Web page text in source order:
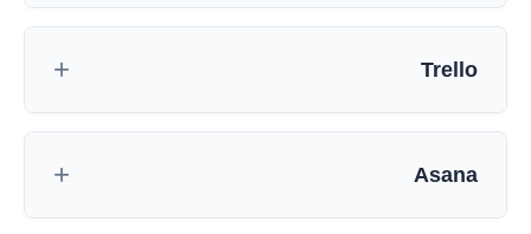
Trello
Asana